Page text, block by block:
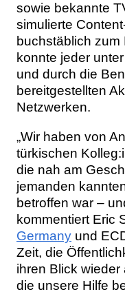
sowie bekannte
simulierte
buchstäblich
konnte jeder
und durch die
bereitgestellten
Netzwerken.
„Wir haben von
türkischen
die nah am
jemanden
betroffen war –
kommentiert Eric
Germany und
Zeit, die
ihren Blick
die unsere Hilfe